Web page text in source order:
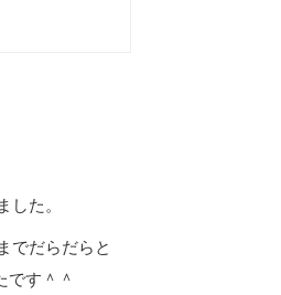
た。
でだらだらと
です＾＾